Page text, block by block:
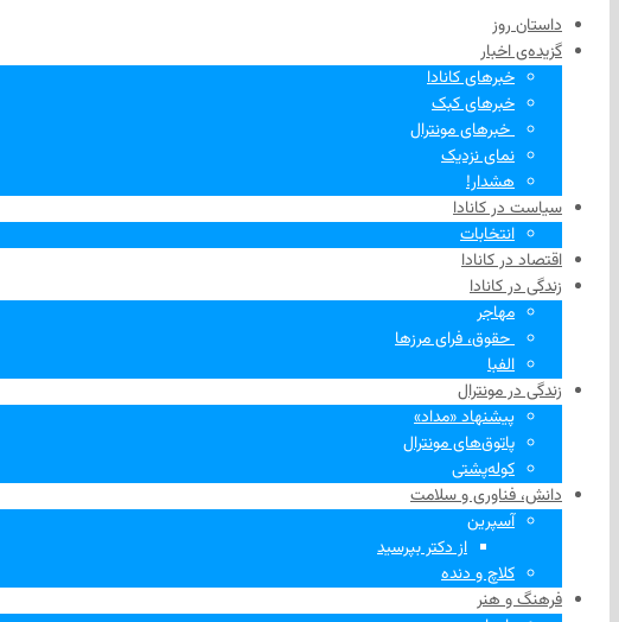
داستان روز
گزیده‌ی‌ اخبار
خبرهای کانادا
خبرهای کبک
‌ خبرهای مونترال
نمای نزدیک
هشدار!
سیاست در کانادا
انتخابات
اقتصاد در کانادا
زندگی در کانادا
مهاجر
‌ حقوق، فرای مرزها
الفبا
زندگی در مونترال
پیشنهاد «مداد»
پاتوق‌های مونترال
کوله‌پشتی
دانش، فناوری و سلامت
آسپرین
از دکتر بپرسید
کلاچ و دنده
فرهنگ و هنر